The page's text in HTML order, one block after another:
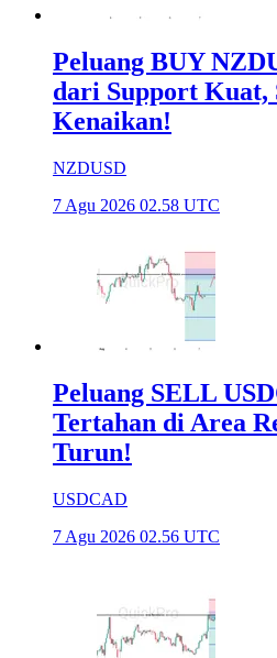
Peluang BUY
dari Support Kuat,
Kenaikan!
NZDUSD
7 Agu 2026 02.58 UTC
Peluang SELL
Tertahan di Area
Turun!
USDCAD
7 Agu 2026 02.56 UTC